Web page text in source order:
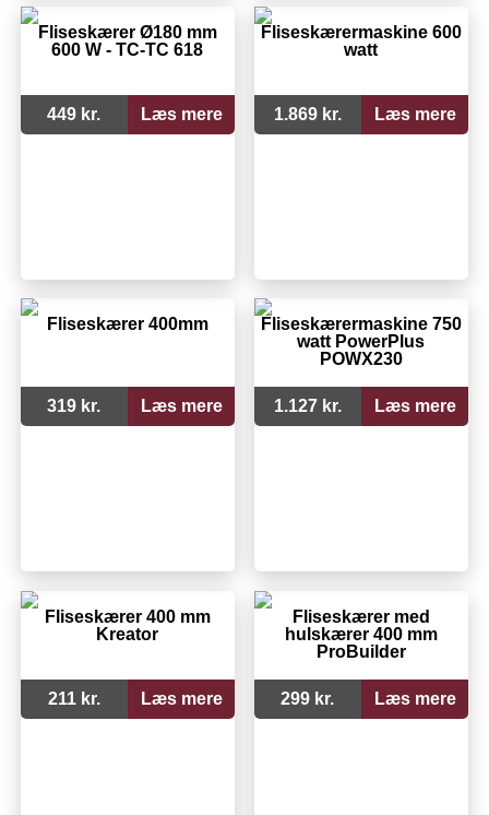
Fliseskærer Ø180 mm
600 W - TC-TC 618
449 kr. Læs mere
Fliseskærermaskine 600
watt
1.869 kr. Læs mere
Fliseskærer 400mm
319 kr. Læs mere
Fliseskærermaskine 750
watt PowerPlus
POWX230
1.127 kr. Læs mere
Fliseskærer 400 mm
Kreator
211 kr. Læs mere
Fliseskærer med
hulskærer 400 mm
ProBuilder
299 kr. Læs mere